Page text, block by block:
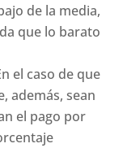
de la media,
que lo barato
el caso de que
además, sean
el pago por